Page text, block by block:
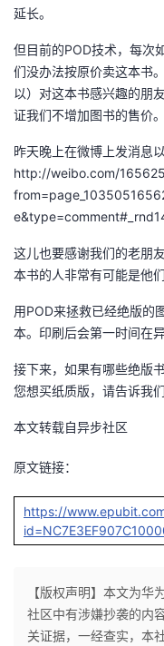
动
关
注
的
开
发
者
学
我
的
课
我
的
证
我
实
的
藏
我
的
Programs
我
的
支
持
的
技
术
我
的
云
议
延长。
但目前的POD技术，每次
们没办法按原价卖这本书
以）对这本书感兴趣的朋
证我们不增加图书的售价。
昨天晚上在微博上发消息
http://weibo.com/
这儿也要感谢我们的老朋
本书的人非常有可能是他们
用POD来拯救已经绝版的
本。印刷后会第一时间在
接下来，如果有哪些绝版
您想买纸质版，请告诉我
本文转载自异步社区
原文链接：
https://
【版权声明】本文为
社区中有涉嫌抄袭的内
关证据，一经查实，本